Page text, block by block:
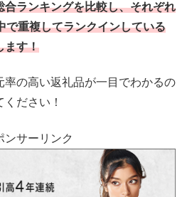
合ランキングを比較し、それぞれ
で重複してランクインしている
ます！
率の高い返礼品が一目でわかるの
ださい！
ンサーリンク